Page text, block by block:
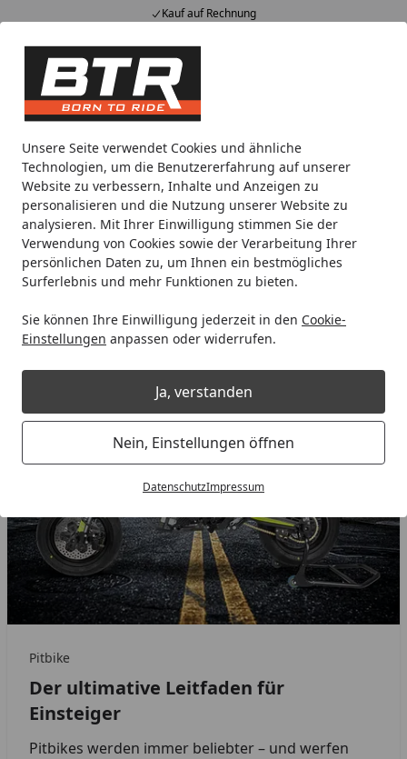
Unsere Seite verwendet Cookies und ähnliche
Technologien, um die Benutzererfahrung auf unserer
Website zu verbessern, Inhalte und Anzeigen zu
personalisieren und die Nutzung unserer Website zu
analysieren. Mit Ihrer Einwilligung stimmen Sie der
Verwendung von Cookies sowie der Verarbeitung Ihrer
persönlichen Daten zu, um Ihnen ein bestmögliches
Surferlebnis und mehr Funktionen zu bieten.
Sie können Ihre Einwilligung jederzeit in den Cookie-
Einstellungen anpassen oder widerrufen.
Ja, verstanden
Nein, Einstellungen öffnen
DatenschutzImpressum
Kauf auf Rechnung
Alle Produkte
Mein Konto
Suchen
Startseite
Pitbike
Pitbike
Pitbike
Der ultimative Leitfaden für
Einsteiger
Pitbikes werden immer beliebter – und werfen